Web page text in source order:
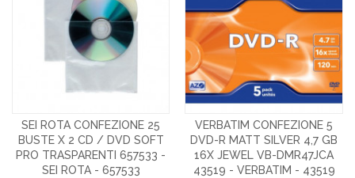
SEI ROTA CONFEZIONE 25
BUSTE X 2 CD / DVD SOFT
PRO TRASPARENTI 657533 -
SEI ROTA - 657533
VERBATIM CONFEZIONE 5
DVD-R MATT SILVER 4,7 GB
16X JEWEL VB-DMR47JCA
43519 - VERBATIM - 43519